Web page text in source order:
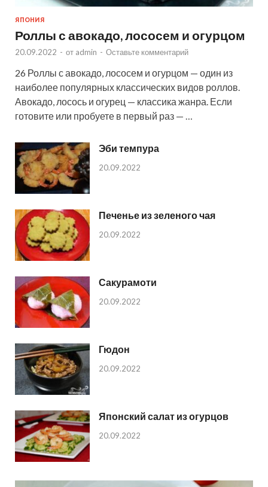
ЯПОНИЯ
Роллы с авокадо, лососем и огурцом
20.09.2022 - от admin - Оставьте комментарий
26 Роллы с авокадо, лососем и огурцом — один из
наиболее популярных классических видов роллов.
Авокадо, лосось и огурец — классика жанра. Если
готовите или пробуете в первый раз — …
Эби темпура
20.09.2022
Печенье из зеленого чая
20.09.2022
Сакурамоти
20.09.2022
Гюдон
20.09.2022
Японский салат из огурцов
20.09.2022